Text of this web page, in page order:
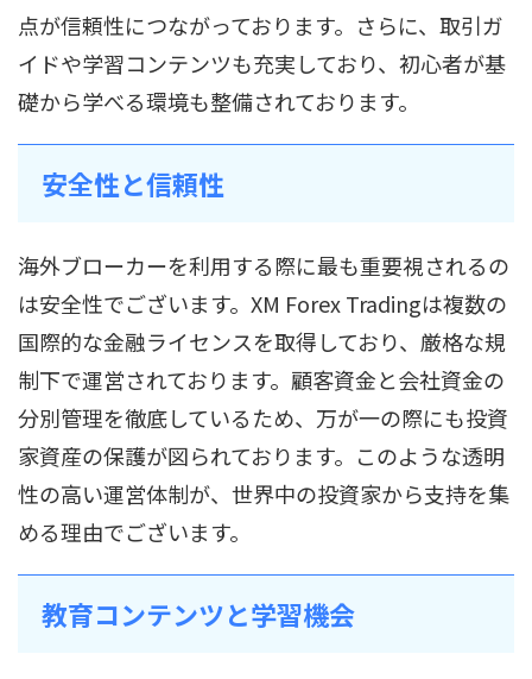
点が信頼性につながっております。さらに、取引ガ
イドや学習コンテンツも充実しており、初心者が基
礎から学べる環境も整備されております。
安全性と信頼性
海外ブローカーを利用する際に最も重要視されるの
は安全性でございます。XM Forex Tradingは複数の
国際的な金融ライセンスを取得しており、厳格な規
制下で運営されております。顧客資金と会社資金の
分別管理を徹底しているため、万が一の際にも投資
家資産の保護が図られております。このような透明
性の高い運営体制が、世界中の投資家から支持を集
める理由でございます。
教育コンテンツと学習機会